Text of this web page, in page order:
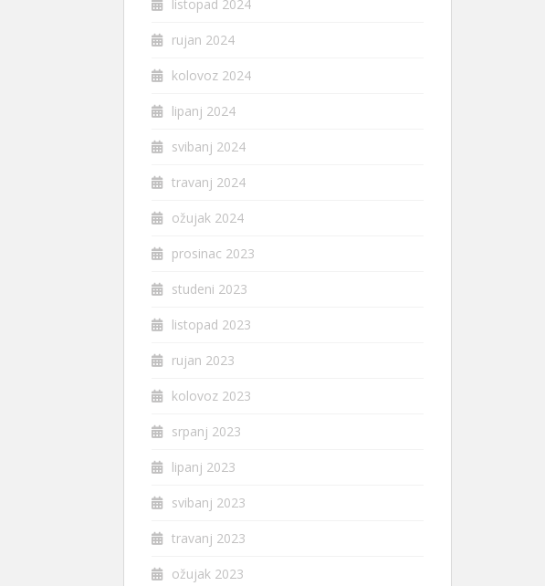
listopad 2024
rujan 2024
kolovoz 2024
lipanj 2024
svibanj 2024
travanj 2024
ožujak 2024
prosinac 2023
studeni 2023
listopad 2023
rujan 2023
kolovoz 2023
srpanj 2023
lipanj 2023
svibanj 2023
travanj 2023
ožujak 2023